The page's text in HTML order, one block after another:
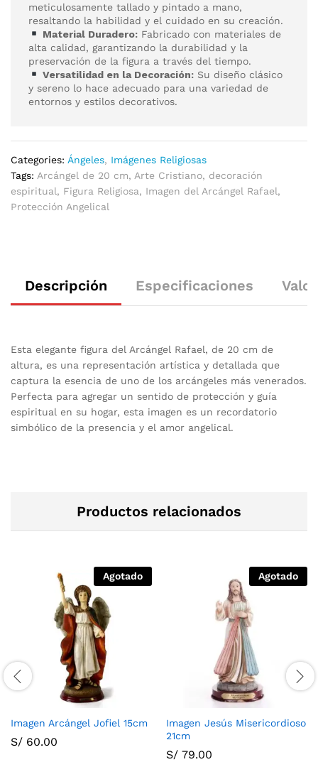
meticulosamente tallado y pintado a mano,
resaltando la habilidad y el cuidado en su creación.
Material Duradero:Fabricado con materiales de
alta calidad, garantizando la durabilidad y la
preservación de la figura a través del tiempo.
Versatilidad en la Decoración:Su diseño clásico
y sereno lo hace adecuado para una variedad de
entornos y estilos decorativos.
Categories: Ángeles, Imágenes Religiosas
Tags: Arcángel de 20 cm, Arte Cristiano, decoración
espiritual, Figura Religiosa, Imagen del Arcángel Rafael,
Protección Angelical
Descripción Especificaciones
Esta elegante figura del Arcángel Rafael, de 20 cm de
altura, es una representación artística y detallada que
captura la esencia de uno de los arcángeles más venerados.
Perfecta para agregar un sentido de protección y guía
espiritual en su hogar, esta imagen es un recordatorio
simbólico de la presencia y el amor angelical.
Productos relacionados
Agotado
Imagen Arcángel Jofiel 15cm
S/ 60.00
Agotado
Imagen Jesús Misericordioso
21cm
S/ 79.00